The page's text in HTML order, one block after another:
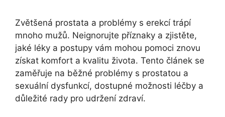
Zvětšená prostata a problémy s erekcí trápí
mnoho mužů. Neignorujte příznaky a zjistěte,
jaké léky a postupy vám mohou pomoci znovu
získat komfort a kvalitu života. Tento článek se
zaměřuje na běžné problémy s prostatou a
sexuální dysfunkcí, dostupné možnosti léčby a
důležité rady pro udržení zdraví.